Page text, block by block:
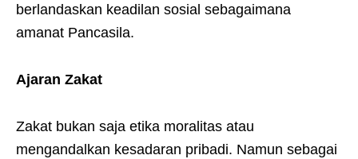
berlandaskan keadilan sosial sebagaimana
amanat Pancasila.
Ajaran Zakat
Zakat bukan saja etika moralitas atau
mengandalkan kesadaran pribadi. Namun sebagai